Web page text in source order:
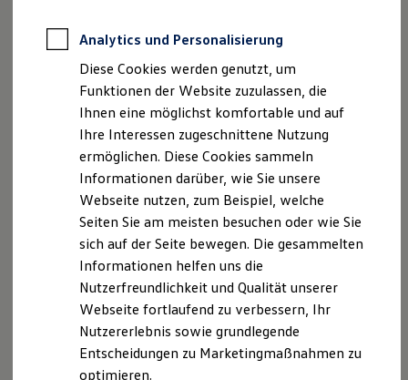
Zertifizierte Gebrauchtwagen
Für Privatkunden
Für Gewerbekunden
Leasing
Für Privatkunden
Für Gewerbekunden
Versicherungen & Garantien
Garantien
Kfz-Versicherung für Nutzfahrzeuge
Restschuldversicherung
Wartungsverträge
Besitzer & Service
Reparatur & Service
Sommer-Special
Reparatur, Pflege & Inspektion
Servicetermin anfragen
Service-Vorteile bei Volkswagen Nutzfahrzeuge
ServicePlus
Economy Service
Räder & Reifen Service
Analytics und Personalisierung
Diese Cookies werden genutzt, um
Funktionen der Website zuzulassen, die
Ihnen eine möglichst komfortable und auf
Ihre Interessen zugeschnittene Nutzung
ermöglichen. Diese Cookies sammeln
Informationen darüber, wie Sie unsere
Webseite nutzen, zum Beispiel, welche
Seiten Sie am meisten besuchen oder wie Sie
sich auf der Seite bewegen. Die gesammelten
Informationen helfen uns die
Nutzerfreundlichkeit und Qualität unserer
Webseite fortlaufend zu verbessern, Ihr
Nutzererlebnis sowie grundlegende
Entscheidungen zu Marketingmaßnahmen zu
optimieren.